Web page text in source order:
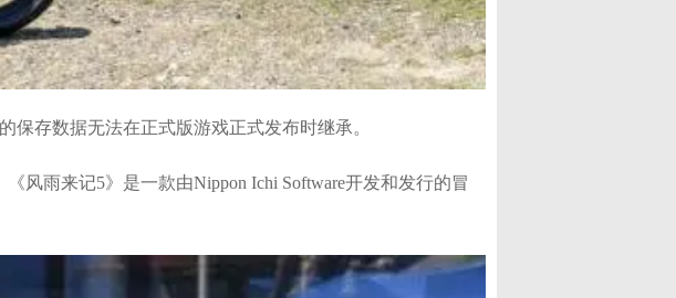
存数据无法在正式版游戏正式发布时继承。
《风雨来记5》是一款由Nippon Ichi Software开发和发行的冒